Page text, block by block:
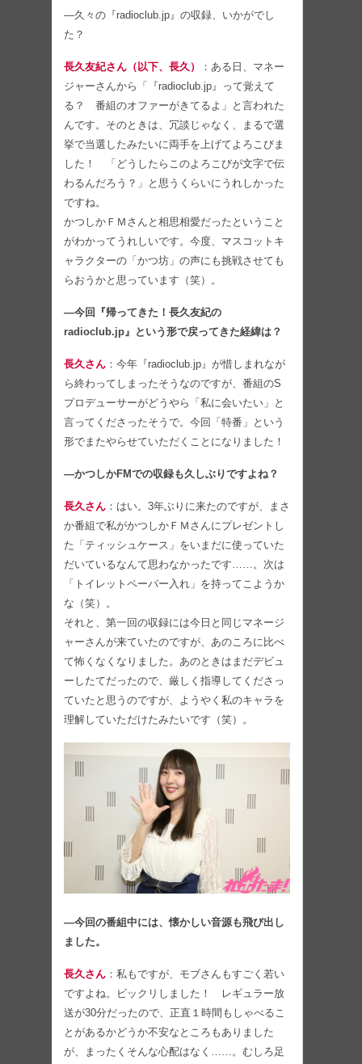
―久々の『radioclub.jp』の収録、いかがでし
た？
長久友紀さん（以下、長久）
：ある日、マネー
ジャーさんから「『radioclub.jp』って覚えて
る？ 番組のオファーがきてるよ」と言われた
んです。そのときは、冗談じゃなく、まるで選
挙で当選したみたいに両手を上げてよろこびま
した！ 「どうしたらこのよろこびが文字で伝
わるんだろう？」と思うくらいにうれしかった
ですね。
かつしかＦＭさんと相思相愛だったということ
がわかってうれしいです。今度、マスコットキ
ャラクターの「かつ坊」の声にも挑戦させても
らおうかと思っています（笑）。
―今回『帰ってきた！長久友紀の
radioclub.jp』という形で戻ってきた経緯は？
長久さん ：今年『radioclub.jp』が惜しまれなが
ら終わってしまったそうなのですが、番組のS
プロデューサーがどうやら「私に会いたい」と
言ってくださったそうで。今回「特番」という
形でまたやらせていただくことになりました！
―かつしかFMでの収録も久しぶりですよね？
長久さん ：はい。3年ぶりに来たのですが、まさ
か番組で私がかつしかＦＭさんにプレゼントし
た「ティッシュケース」をいまだに使っていた
だいているなんて思わなかったです……。次は
「トイレットペーパー入れ」を持ってこようか
な（笑）。
それと、第一回の収録には今日と同じマネージ
ャーさんが来ていたのですが、あのころに比べ
て怖くなくなりました。あのときはまだデビュ
ーしたてだったので、厳しく指導してくださっ
ていたと思うのですが、ようやく私のキャラを
理解していただけたみたいです（笑）。
―今回の番組中には、懐かしい音源も飛び出し
ました。
長久さん ：私もですが、モブさんもすごく若い
ですよね。ビックリしました！ レギュラー放
送が30分だったので、正直１時間もしゃべるこ
とがあるかどうか不安なところもありました
が、まったくそんな心配はなく……。むしろ足